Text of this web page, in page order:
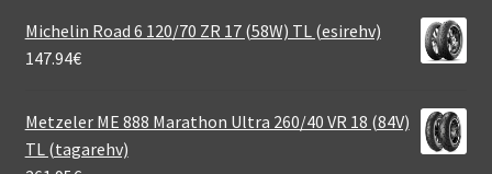
Michelin Road 6 120/70 ZR 17 (58W) TL (esirehv)
147.94€
Metzeler ME 888 Marathon Ultra 260/40 VR 18 (84V)
TL (tagarehv)